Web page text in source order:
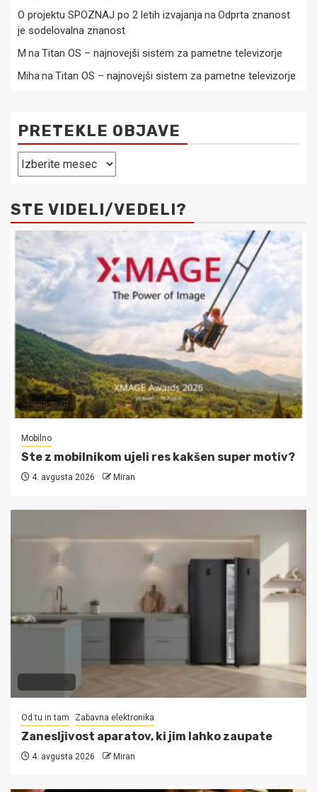
O projektu SPOZNAJ po 2 letih izvajanjana Odprta znanost
je sodelovalna znanost
M na Titan OS – najnovejši sistem za pametne televizorje
Miha na Titan OS – najnovejši sistem za pametne televizorje
PRETEKLE OBJAVE
Pretekle
objave
STE VIDELI/VEDELI?
3 min read
Mobilno
Ste z mobilnikom ujeli res kakšen super motiv?
4. avgusta 2026 Miran
Od tu in tam Zabavna elektronika
Zanesljivost aparatov, ki jim lahko zaupate
4. avgusta 2026 Miran